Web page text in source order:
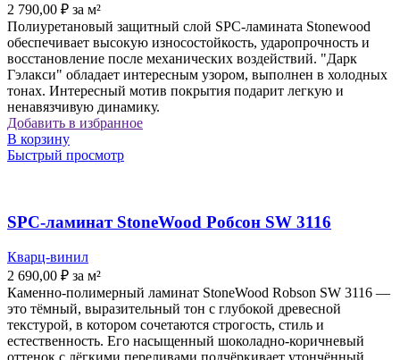
2 790,00 ₽ за м²
Полиуретановый защитный слой SPC-ламинатa Stonewood
обеспечивает высокую износостойкость, ударопрочность и
восстановление после механических воздействий. "Дарк
Гэлакси" обладает интересным узором, выполнен в холодных
тонах. Интересный мотив покрытия подарит легкую и
ненавязчивую динамику.
Добавить в избранное
В корзину
Быстрый просмотр
SPC-ламинат StoneWood Робсон SW 3116
Кварц-винил
2 690,00 ₽ за м²
Каменно-полимерный ламинат StoneWood Robson SW 3116 —
это тёмный, выразительный тон с глубокой древесной
текстурой, в котором сочетаются строгость, стиль и
естественность. Его насыщенный шоколадно-коричневый
оттенок с лёгкими переливами подчёркивает утончённый